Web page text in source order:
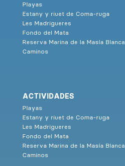
Playas
Estany y riuet de Coma-ruga
Les Madrigueres
Fondo del Mata
Reserva Marina de la Masía Blanca
Caminos
ACTIVIDADES
Playas
Estany y riuet de Coma-ruga
Les Madrigueres
Fondo del Mata
Reserva Marina de la Masía Blanca
Caminos